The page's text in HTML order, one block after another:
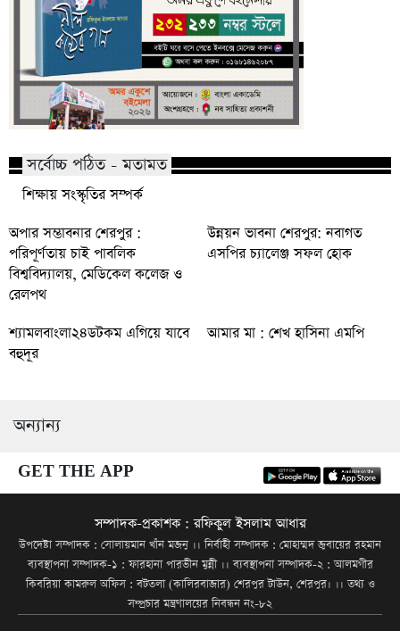
সর্বোচ্চ পঠিত - মতামত
শিক্ষায় সংস্কৃতির সম্পর্ক
অপার সম্ভাবনার শেরপুর :
পরিপূর্ণতায় চাই পাবলিক
বিশ্ববিদ্যালয়, মেডিকেল কলেজ ও
রেলপথ
উন্নয়ন ভাবনা শেরপুর: নবাগত
এসপির চ্যালেঞ্জ সফল হোক
শ্যামলবাংলা২৪ডটকম এগিয়ে যাবে
বহুদূর
আমার মা : শেখ হাসিনা এমপি
অন্যান্য
GET THE APP
সম্পাদক-প্রকাশক : রফিকুল ইসলাম আধার
উপদেষ্টা সম্পাদক : সোলায়মান খাঁন মজনু ।। নির্বাহী সম্পাদক : মোহাম্মদ জুবায়ের রহমান
ব্যবস্থাপনা সম্পাদক-১ : ফারহানা পারভীন মুন্নী ।। ব্যবস্থাপনা সম্পাদক-২ : আলমগীর
কিবরিয়া কামরুল অফিস : বটতলা (কালিরবাজার) শেরপুর টাউন, শেরপুর। ।। তথ্য ও
সম্প্রচার মন্ত্রণালয়ের নিবন্ধন নং-৮২